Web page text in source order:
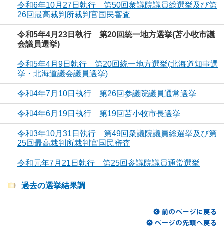
令和6年10月27日執行 第50回衆議院議員総選挙及び第
26回最高裁判所裁判官国民審査
令和5年4月23日執行 第20回統一地方選挙(苫小牧市議
会議員選挙)
令和5年4月9日執行 第20回統一地方選挙(北海道知事選
挙・北海道議会議員選挙)
令和4年7月10日執行 第26回参議院議員通常選挙
令和4年6月19日執行 第19回苫小牧市長選挙
令和3年10月31日執行 第49回衆議院議員総選挙及び第
25回最高裁判所裁判官国民審査
令和元年7月21日執行 第25回参議院議員通常選挙
過去の選挙結果調